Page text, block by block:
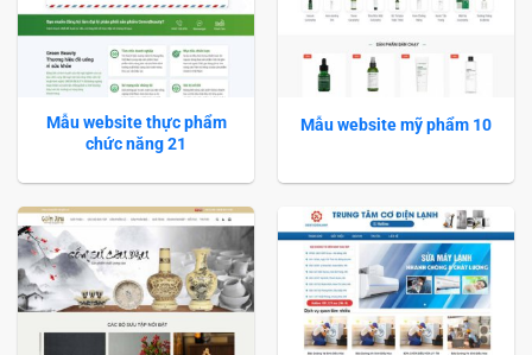
Mẫu website thực phẩm
chức năng 21
Mẫu website mỹ phẩm 10